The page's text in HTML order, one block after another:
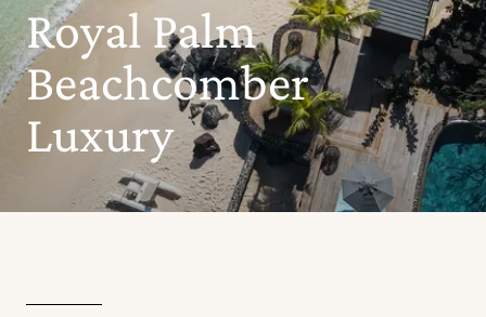
Jetzt Anfrage senden
Royal Palm
Beachcomber
Luxury